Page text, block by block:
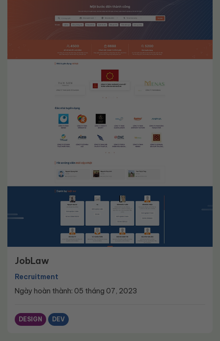
JobLaw
Recruitment
Ngày hoàn thành: 05 tháng 07, 2023
DESIGN DEV